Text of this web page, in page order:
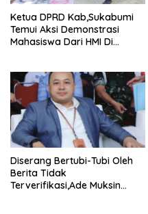
Ketua DPRD Kab,Sukabumi
Temui Aksi Demonstrasi
Mahasiswa Dari HMI Di
Diserang Bertubi-Tubi Oleh
Berita Tidak
Terverifikasi,Ade Muksin